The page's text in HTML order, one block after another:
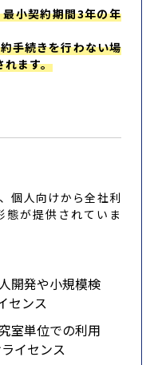
契約期間3年の年
手続きを行わない場
れます。
個人向けから全社利
態が提供されていま
開発や小規模検
センス
室単位での利用
イセンス